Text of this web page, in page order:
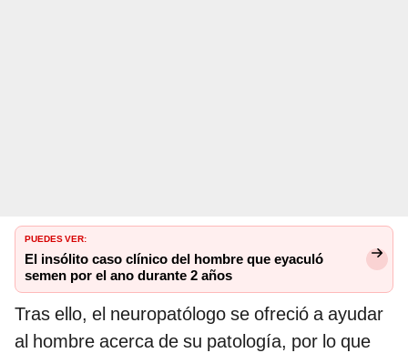
PUEDES VER:
El insólito caso clínico del hombre que eyaculó
semen por el ano durante 2 años
Tras ello, el neuropatólogo se ofreció a ayudar
al hombre acerca de su patología, por lo que